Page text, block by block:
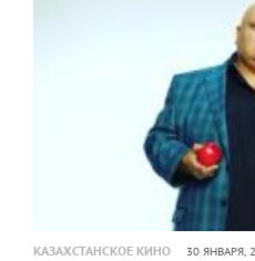
КАЗАХСТАНСКОЕ КИНО 30 ЯНВАРЯ,